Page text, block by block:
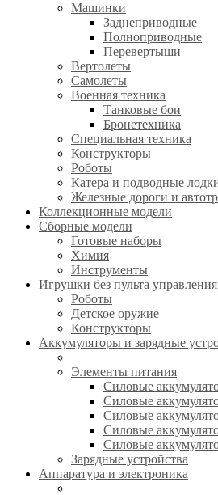
Машинки
Заднеприводные
Полноприводные
Перевертыши
Вертолеты
Самолеты
Военная техника
Танковые бои
Бронетехника
Специальная техника
Конструкторы
Роботы
Катера и подводные
Железные дороги и
Коллекционные модели
Сборные модели
Готовые наборы
Химия
Инструменты
Игрушки без пульта управления
Роботы
Детское оружие
Конструкторы
Аккумуляторы и зарядные
Элементы питания
Силовые
Силовые
Силовые
Силовые
Силовые
Зарядные устройства
Аппаратура и электроника